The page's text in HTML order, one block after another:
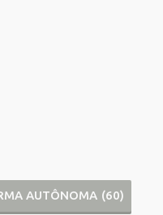
AUTÔNOMA (60)